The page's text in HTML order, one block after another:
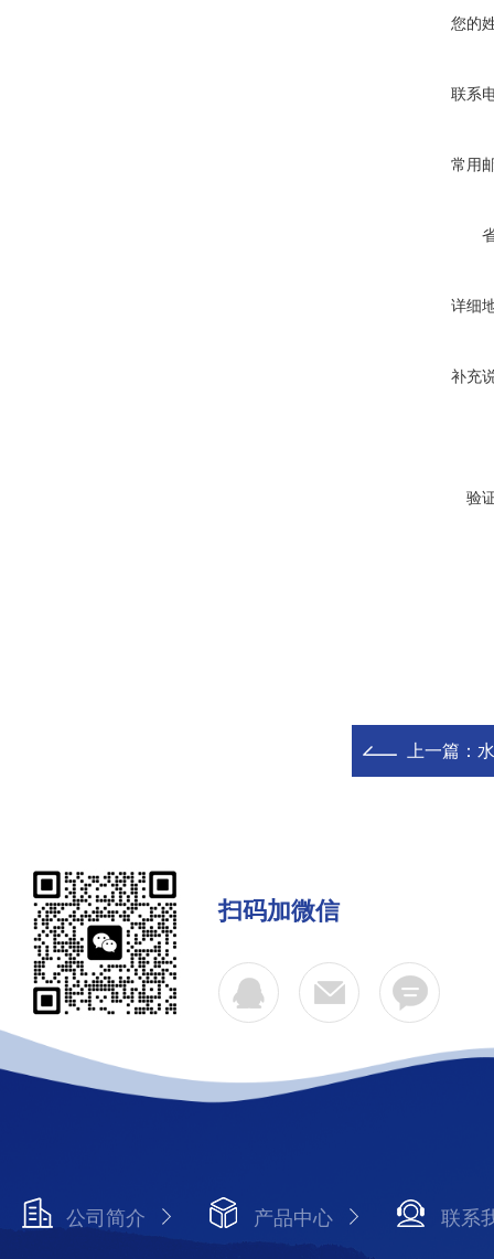
您的
联系
常用
详细
补充
验
上一篇：
扫码加微信
公司简介 产品中心 联系